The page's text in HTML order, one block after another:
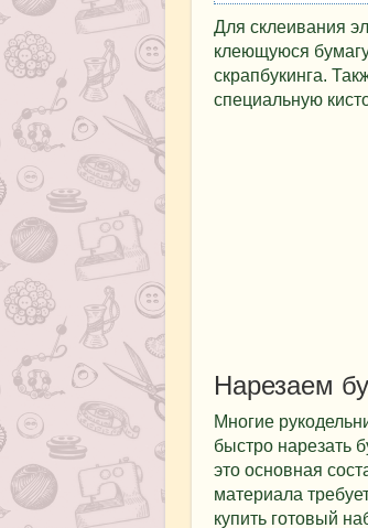
Для склеивания
клеющуюся
скрапбукинга.
специальную
Нарезаем
Многие
быстро нарезать
это основная
материала
купить готовый